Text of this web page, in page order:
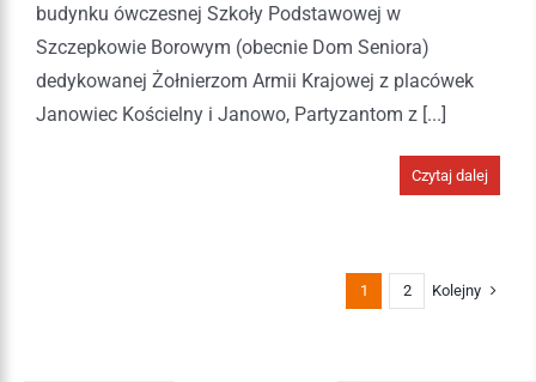
budynku ówczesnej Szkoły Podstawowej w
Szczepkowie Borowym (obecnie Dom Seniora)
dedykowanej Żołnierzom Armii Krajowej z placówek
Janowiec Kościelny i Janowo, Partyzantom z [...]
Czytaj dalej
1 2 Kolejny